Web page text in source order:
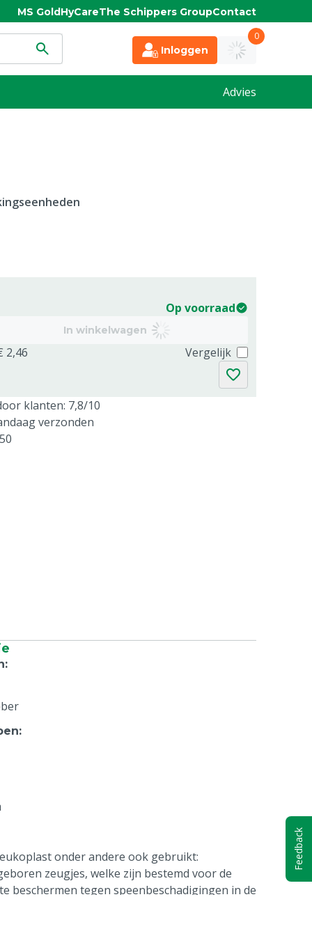
MS GoldHyCareThe Schippers GroupContact
Inloggen
0
Advies
Op voorraad
In winkelwagen
2,46 Vergelijk
klanten: 7,8/10
verzonden
:
:
onder andere ook gebruikt:
zeugjes, welke zijn bestemd voor de
beschermen tegen speenbeschadigingen in de
Feedback